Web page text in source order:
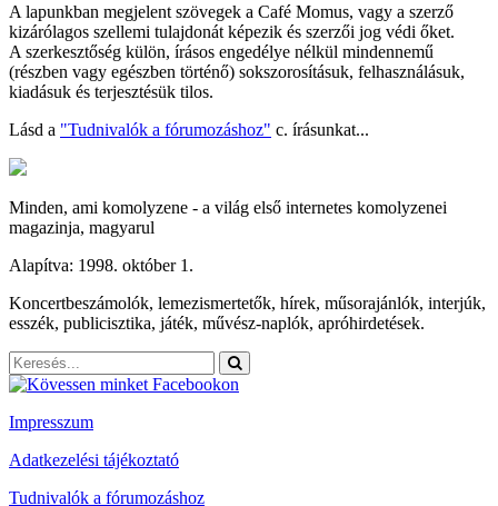
A lapunkban megjelent szövegek a Café Momus, vagy a szerző
kizárólagos szellemi tulajdonát képezik és szerzői jog védi őket.
A szerkesztőség külön, írásos engedélye nélkül mindennemű
(részben vagy egészben történő) sokszorosításuk, felhasználásuk,
kiadásuk és terjesztésük tilos.
Lásd a "Tudnivalók a fórumozáshoz" c. írásunkat...
Minden, ami komolyzene - a világ első internetes komolyzenei
magazinja, magyarul
Alapítva: 1998. október 1.
Koncertbeszámolók, lemezismertetők, hírek, műsorajánlók, interjúk,
esszék, publicisztika, játék, művész-naplók, apróhirdetések.
Impresszum
Adatkezelési tájékoztató
Tudnivalók a fórumozáshoz